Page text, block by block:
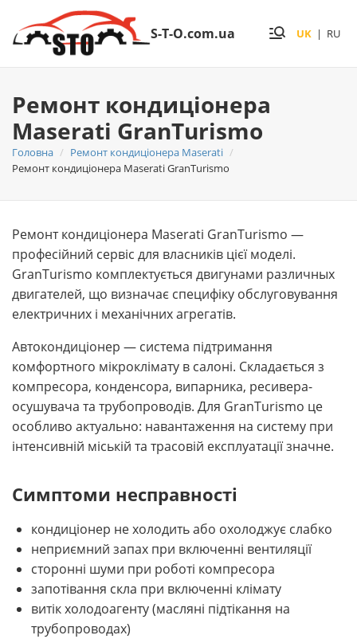
S-T-O.com.ua UK | RU
Ремонт кондиціонера
Maserati GranTurismo
Головна
Ремонт кондиціонера Maserati
Ремонт кондиціонера Maserati GranTurismo
Ремонт кондиціонера Maserati GranTurismo —
професійний сервіс для власників цієї моделі.
GranTurismo комплектується двигунами различных
двигателей, що визначає специфіку обслуговування
електричних і механічних агрегатів.
Автокондиціонер — система підтримання
комфортного мікроклімату в салоні. Складається з
компресора, конденсора, випарника, ресивера-
осушувача та трубопроводів. Для GranTurismo це
особливо актуально: навантаження на систему при
інтенсивній міській та трасовій експлуатації значне.
Симптоми несправності
кондиціонер не холодить або охолоджує слабко
неприємний запах при включенні вентиляції
сторонні шуми при роботі компресора
запотівання скла при включенні клімату
витік холодоагенту (масляні підтікання на
трубопроводах)